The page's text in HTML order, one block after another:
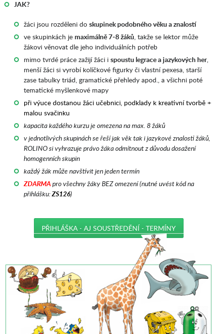
JAK?
žáci jsou rozděleni do skupinek podobného věku a znalostí
ve skupinkách je maximálně 7-8 žáků, takže se lektor může
žákovi věnovat dle jeho individuálních potřeb
mimo tvrdé práce zažijí žáci i spoustu legrace a jazykových her,
menší žáci si vyrobí kolíčkové figurky či vlastní pexesa, starší
zase tabulky triád, gramatické přehledy apod., a všichni poté
tematické myšlenkové mapy
při výuce dostanou žáci učebnici, podklady k kreativní tvorbě +
malou svačinku
kapacita každého kurzu je omezena na max. 8 žáků
v jednotlivých skupinách se řeší jak věk tak i jazykové znalosti žáků,
ROLINO si vyhrazuje právo žáka odmítnout z důvodu dosažení
homogenních skupin
každý žák může navštívit jen jeden termín
ZDARMApro všechny žáky BEZ omezení (nutné uvést kód na
přihlášku:ZS126)
PŘIHLÁŠKA - AJ SOUSTŘEDĚNÍ - TERMÍNY